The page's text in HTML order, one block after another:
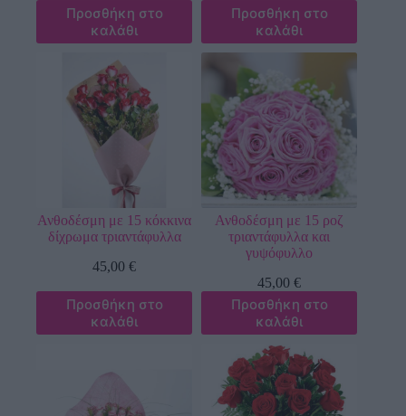
Προσθήκη στο
καλάθι
Προσθήκη στο
καλάθι
Ανθοδέσμη με 15 κόκκινα
δίχρωμα τριαντάφυλλα
45,00€
Προσθήκη στο
καλάθι
Ανθοδέσμη με 15 ροζ
τριαντάφυλλα και
γυψόφυλλο
45,00€
Προσθήκη στο
καλάθι